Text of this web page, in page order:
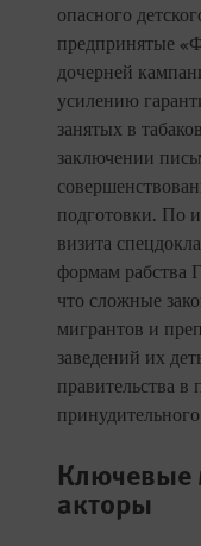
опасного
предпринятые
дочерней
усилению
занятых в
заключении
подготовки. По
визита
формам рабства
что сложные
мигрантов и
заведений их
правительства
Ключевые
акторы